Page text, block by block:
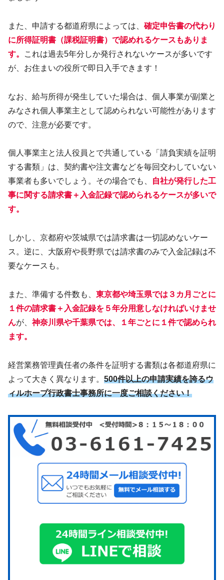
また、申請する都道府県によっては、 確定申告書の代わり
に所得証明書（課税証明書）で認めれるケースもありま
す。
これは過去5年分しか発行されないケースが多いです
が、お住まいの役所で即日入手できます！
なお、給与所得が発生していた場合は、個人事業が副業と
みなされ個人事業主として認められない可能性があります
ので、注意が必要です。
個人事業主と法人役員とで共通している「請負実績を証明
する書類」は、契約書や注文書などを毎回交わしていない
事業者も多いでしょう。その場合でも、
自社が発行した工
事に関する請求書＋入金記録で認められるケースが多いで
す。
しかし、京都府や茨城県では請求書は一切認めないケー
ス。逆に、大阪府や長野県では請求書のみで入金記録は不
要なケースも。
また、準備する件数も、 東京都や埼玉県では３カ月ごとに
１件の請求書＋入金記録を５年分用意しなければいけませ
んが、神奈川県や千葉県では、１年ごとに１件で認められ
ます。
経営業務管理責任者の条件を証明する書類は各都道府県に
よって大きく異なります。 500件以上の申請実績を誇るウ
ィルホープ行政書士事務所に一度ご相談ください！